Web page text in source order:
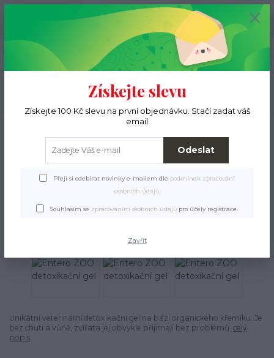
Menu
(Po-Pá, 9-15 hod.)
0 ks
0 Kč
Veterinární přípravky a doplňky stravy
detoxikační gel
Entero ZOO detoxikační gel
Unikátní veterinární detoxikační gel na bázi organického křemíku. Je
bez chuti a vůně, zvířata jej obvykle přijímají bez problémů. celý
popis
Získejte slevu
Získejte 100 Kč slevu na první objednávku. Stačí zadat váš
email
Odeslat
Přeji si odebírat novinky e-mailem dle podmínek zpracování
osobních údajů.
Souhlasím se zpracováním osobních údajů pro účely registrace.
Zavřít